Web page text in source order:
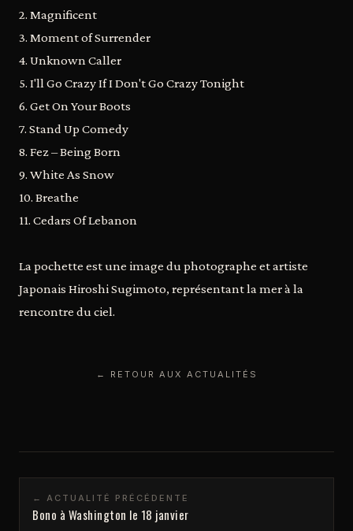
2. Magnificent
3. Moment of Surrender
4. Unknown Caller
5. I'll Go Crazy If I Don't Go Crazy Tonight
6. Get On Your Boots
7. Stand Up Comedy
8. Fez – Being Born
9. White As Snow
10. Breathe
11. Cedars Of Lebanon
La pochette est une image du photographe et artiste
Japonais Hiroshi Sugimoto, représentant la mer à la
rencontre du ciel.
← RETOUR AUX ACTUALITÉS
← ACTUALITÉ PRÉCÉDENTE
Bono à Washington le 18 janvier